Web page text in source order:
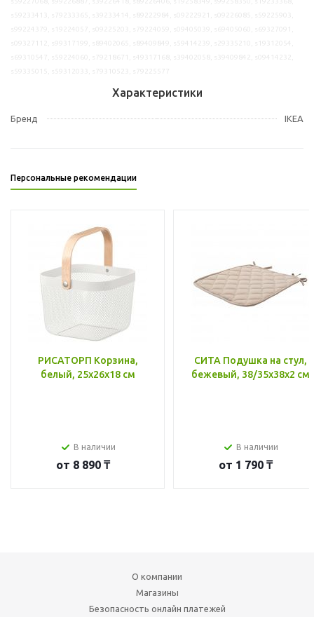
Характеристики
Бренд IKEA
Персональные рекомендации
РИСАТОРП Корзина,
белый, 25x26x18 см
В наличии
от 8 890 ₸
СИТА Подушка на стул,
бежевый, 38/35x38x2 см
В наличии
от 1 790 ₸
О компании
Магазины
Безопасность онлайн платежей